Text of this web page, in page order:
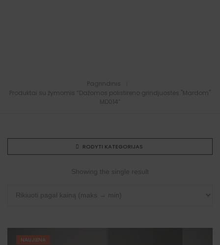
Pagrindinis
Produktai su žymomis “Dažomos polistireno grindjuostės "Mardom"
MD014”
RODYTI KATEGORIJAS
Showing the single result
NAUJIENA